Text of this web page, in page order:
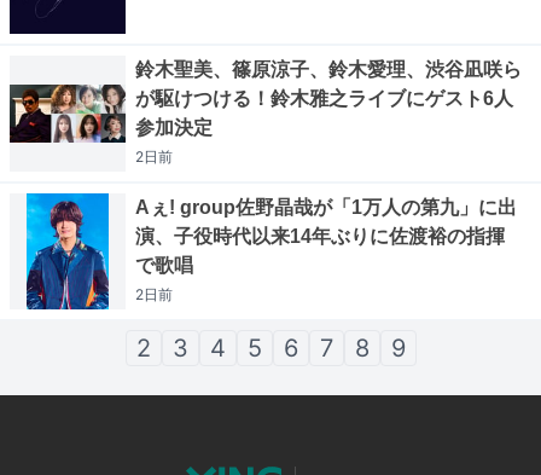
鈴木聖美、篠原涼子、鈴木愛理、渋谷凪咲ら
が駆けつける！鈴木雅之ライブにゲスト6人
参加決定
2日前
Aぇ! group佐野晶哉が「1万人の第九」に出
演、子役時代以来14年ぶりに佐渡裕の指揮
で歌唱
2日前
2 3 4 5 6 7 8 9